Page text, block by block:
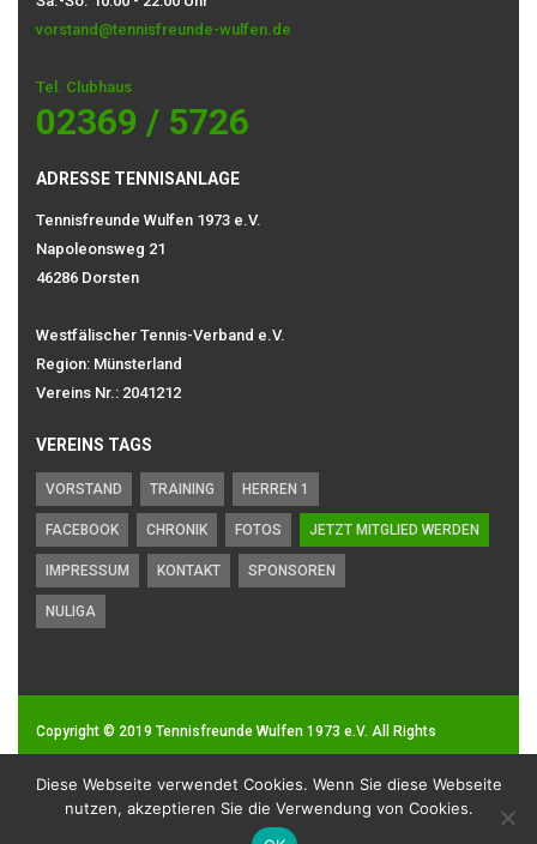
vorstand@tennisfreunde-wulfen.de
Tel. Clubhaus
02369 / 5726
ADRESSE TENNISANLAGE
Tennisfreunde Wulfen 1973 e.V.
Napoleonsweg 21
46286 Dorsten
Westfälischer Tennis-Verband e.V.
Region: Münsterland
Vereins Nr.: 2041212
VEREINS TAGS
VORSTAND TRAINING HERREN 1
FACEBOOK CHRONIK FOTOS JETZT MITGLIED WERDEN
IMPRESSUM KONTAKT SPONSOREN
NULIGA
Copyright © 2019 Tennisfreunde Wulfen 1973 e.V. All Rights
Impressum| Datenschutz
Diese Webseite verwendet Cookies. Wenn Sie diese Webseite
nutzen, akzeptieren Sie die Verwendung von Cookies.